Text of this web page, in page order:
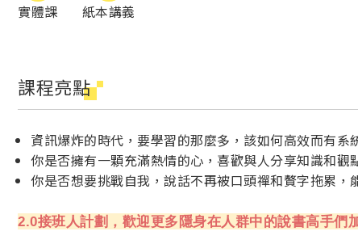
實體課 紙本講義
課程亮點
資訊爆炸的時代，要學習的那麼多，該如何高效而有系
你是否擁有一顆充滿熱情的心，喜歡與人分享知識和觀
你是否想要挑戰自我，說話不再被口頭禪和贅字拖累，
2.0接班人計劃，歡迎更多隱身在人群中的說書高手們